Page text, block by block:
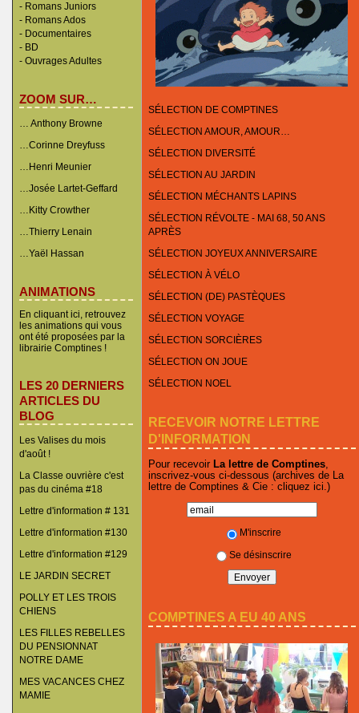
- Romans Juniors
- Romans Ados
- Documentaires
- BD
- Ouvrages Adultes
ZOOM SUR…
… Anthony Browne
…Corinne Dreyfuss
…Henri Meunier
…Josée Lartet-Geffard
…Kitty Crowther
…Thierry Lenain
…Yaël Hassan
ANIMATIONS
En cliquant ici, retrouvez
les animations qui vous
ont été proposées par la
librairie Comptines !
LES 20 DERNIERS
ARTICLES DU
BLOG
Les Valises du mois
d'août !
La Classe ouvrière c'est
pas du cinéma #18
Lettre d'information # 131
Lettre d'information #130
Lettre d'information #129
LE JARDIN SECRET
POLLY ET LES TROIS
CHIENS
LES FILLES REBELLES
DU PENSIONNAT
NOTRE DAME
MES VACANCES CHEZ
MAMIE
SÉLECTION DE COMPTINES
SÉLECTION AMOUR, AMOUR…
SÉLECTION DIVERSITÉ
SÉLECTION AU JARDIN
SÉLECTION MÉCHANTS LAPINS
SÉLECTION RÉVOLTE - MAI 68, 50 ANS
APRÈS
SÉLECTION JOYEUX ANNIVERSAIRE
SÉLECTION À VÉLO
SÉLECTION (DE) PASTÈQUES
SÉLECTION VOYAGE
SÉLECTION SORCIÈRES
SÉLECTION ON JOUE
SÉLECTION NOEL
RECEVOIR NOTRE LETTRE
D'INFORMATION
Pour recevoir La lettre de Comptines,
inscrivez-vous ci-dessous (archives de La
lettre de Comptines & Cie : cliquez ici .)
M'inscrire
Se désinscrire
COMPTINES A EU 40 ANS